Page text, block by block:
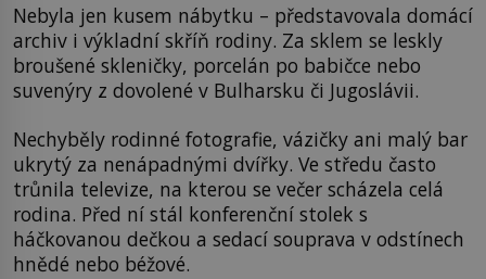
Nebyla jen kusem nábytku – představovala domácí
archiv i výkladní skříň rodiny. Za sklem se leskly
broušené skleničky, porcelán po babičce nebo
suvenýry z dovolené v Bulharsku či Jugoslávii.
Nechyběly rodinné fotografie, vázičky ani malý bar
ukrytý za nenápadnými dvířky. Ve středu často
trůnila televize, na kterou se večer scházela celá
rodina. Před ní stál konferenční stolek s
háčkovanou dečkou a sedací souprava v odstínech
hnědé nebo béžové.